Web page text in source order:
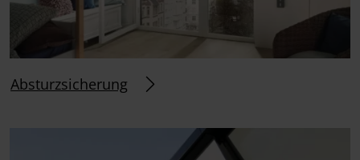
Absturzsicherung